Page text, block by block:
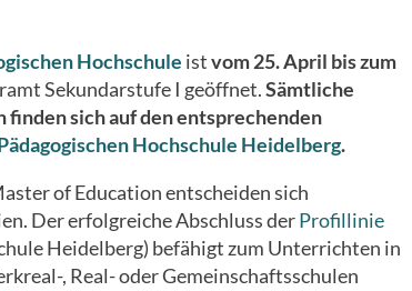
Hochschule istvom 25. April bis zum
Sekundarstufe I geöffnet.Sämtliche
sich auf den entsprechenden
Hochschule Heidelberg.
of Education entscheiden sich
Der erfolgreiche Abschluss derProfillinie
Heidelberg) befähigt zum Unterrichten in
, Real- oder Gemeinschaftsschulen